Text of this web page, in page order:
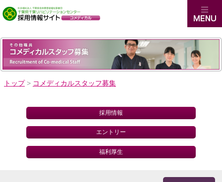
トップ > コメディカルスタッフ募集
採用情報
エントリー
福利厚生